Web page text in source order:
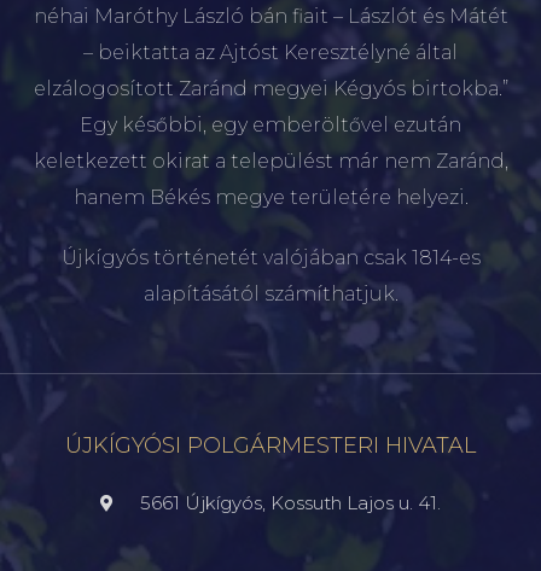
néhai Maróthy László bán fiait – Lászlót és Mátét
– beiktatta az Ajtóst Keresztélyné által
elzálogosított Zaránd megyei Kégyós birtokba.”
Egy későbbi, egy emberöltővel ezután
keletkezett okirat a települést már nem Zaránd,
hanem Békés megye területére helyezi.
Újkígyós történetét valójában csak 1814-es
alapításától számíthatjuk.
ÚJKÍGYÓSI POLGÁRMESTERI HIVATAL
5661 Újkígyós, Kossuth Lajos u. 41.